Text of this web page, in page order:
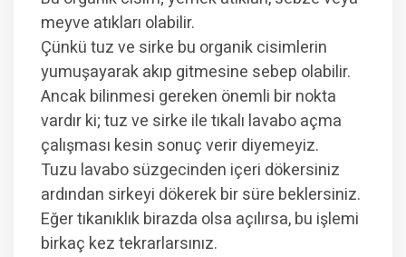
meyve atıkları olabilir.
Çünkü tuz ve sirke bu organik cisimlerin
yumuşayarak akıp gitmesine sebep olabilir.
Ancak bilinmesi gereken önemli bir nokta
vardır ki; tuz ve sirke ile tıkalı lavabo açma
çalışması kesin sonuç verir diyemeyiz.
Tuzu lavabo süzgecinden içeri dökersiniz
ardından sirkeyi dökerek bir süre beklersiniz.
Eğer tıkanıklık birazda olsa açılırsa, bu işlemi
birkaç kez tekrarlarsınız.